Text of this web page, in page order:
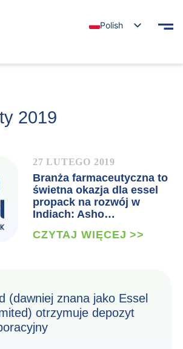
Polish
2019
27 LUTEGO 2019
Branża farmaceutyczna to
świetna okazja dla essel
propack na rozwój w
Indiach: Asho…
CZYTAJ WIĘCEJ >>
(dawniej znana jako Essel
otrzymuje depozyt